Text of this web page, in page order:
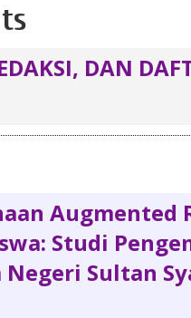
DAN
Augmented
Studi
Sultan